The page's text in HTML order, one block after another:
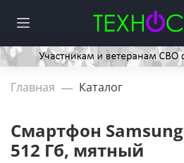
Главная Каталог
Смартфон Samsung
512 Гб, мятный